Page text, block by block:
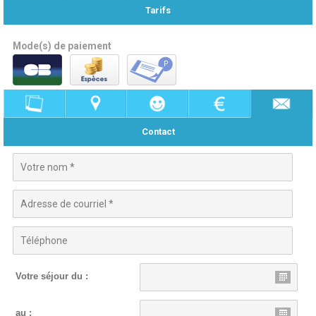
Tarifs
Mode(s) de paiement
Contact
Votre séjour du :
au :